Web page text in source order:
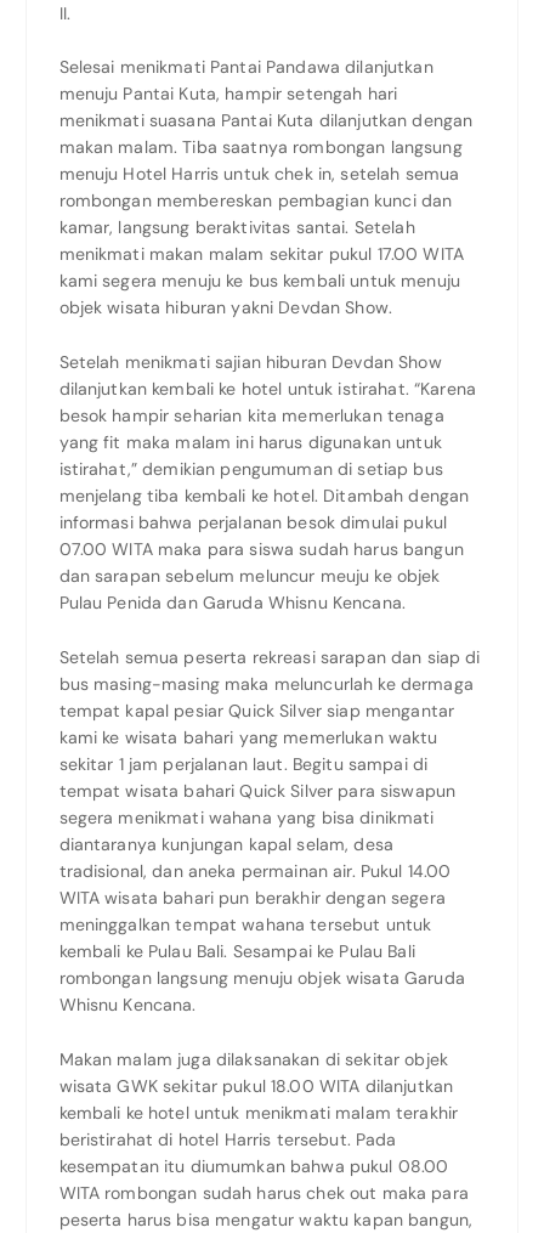
II.
Selesai menikmati Pantai Pandawa dilanjutkan
menuju Pantai Kuta, hampir setengah hari
menikmati suasana Pantai Kuta dilanjutkan dengan
makan malam. Tiba saatnya rombongan langsung
menuju Hotel Harris untuk chek in, setelah semua
rombongan membereskan pembagian kunci dan
kamar, langsung beraktivitas santai. Setelah
menikmati makan malam sekitar pukul 17.00 WITA
kami segera menuju ke bus kembali untuk menuju
objek wisata hiburan yakni Devdan Show.
Setelah menikmati sajian hiburan Devdan Show
dilanjutkan kembali ke hotel untuk istirahat. “Karena
besok hampir seharian kita memerlukan tenaga
yang fit maka malam ini harus digunakan untuk
istirahat,” demikian pengumuman di setiap bus
menjelang tiba kembali ke hotel. Ditambah dengan
informasi bahwa perjalanan besok dimulai pukul
07.00 WITA maka para siswa sudah harus bangun
dan sarapan sebelum meluncur meuju ke objek
Pulau Penida dan Garuda Whisnu Kencana.
Setelah semua peserta rekreasi sarapan dan siap di
bus masing-masing maka meluncurlah ke dermaga
tempat kapal pesiar Quick Silver siap mengantar
kami ke wisata bahari yang memerlukan waktu
sekitar 1 jam perjalanan laut. Begitu sampai di
tempat wisata bahari Quick Silver para siswapun
segera menikmati wahana yang bisa dinikmati
diantaranya kunjungan kapal selam, desa
tradisional, dan aneka permainan air. Pukul 14.00
WITA wisata bahari pun berakhir dengan segera
meninggalkan tempat wahana tersebut untuk
kembali ke Pulau Bali. Sesampai ke Pulau Bali
rombongan langsung menuju objek wisata Garuda
Whisnu Kencana.
Makan malam juga dilaksanakan di sekitar objek
wisata GWK sekitar pukul 18.00 WITA dilanjutkan
kembali ke hotel untuk menikmati malam terakhir
beristirahat di hotel Harris tersebut. Pada
kesempatan itu diumumkan bahwa pukul 08.00
WITA rombongan sudah harus chek out maka para
peserta harus bisa mengatur waktu kapan bangun,